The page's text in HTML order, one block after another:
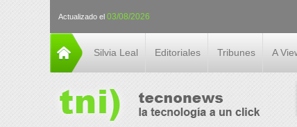
Actualizado el 03/08/2026
Silvia Leal Editoriales Tribunes A